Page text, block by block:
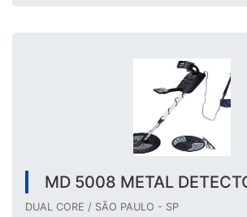
MD 5008 METAL
DUAL CORE / SÃO PAULO - SP